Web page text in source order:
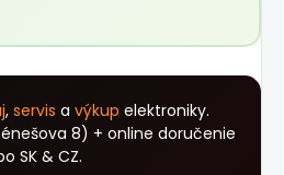
, servis a výkup elektroniky.
8) + online doručenie
SK & CZ.